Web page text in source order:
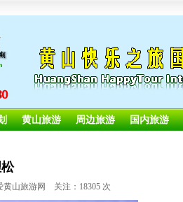
黄山旅游 周边旅游 国内旅游
黄山旅游网 关注：18305 次